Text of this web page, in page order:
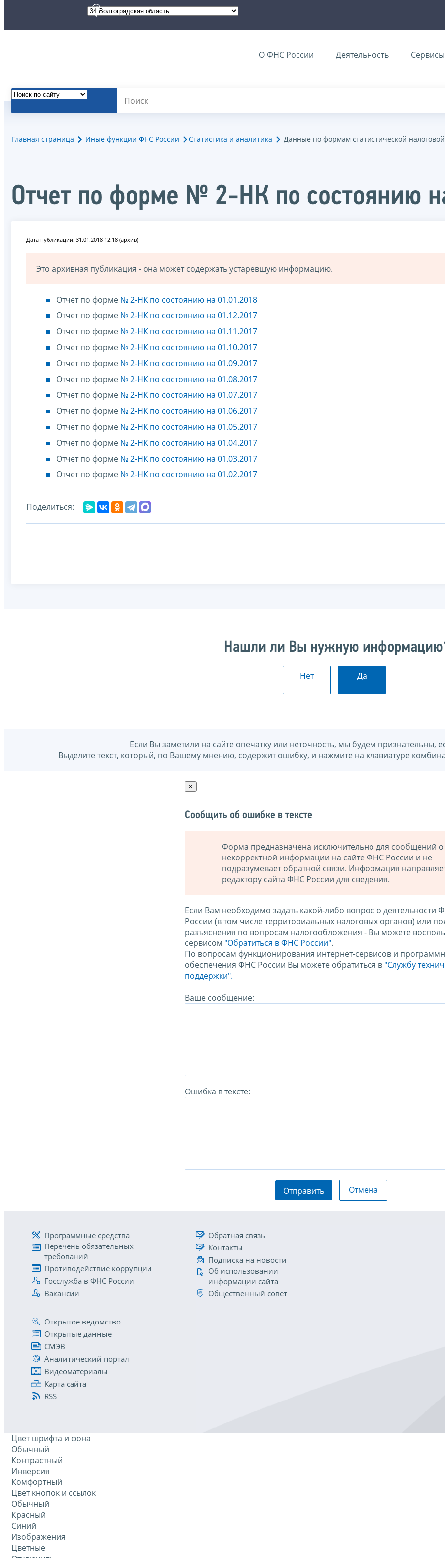
О ФНС России Деятельность Сервисы
Главная страница Иные функции ФНС России Статистика и аналитика Данные по формам статистической
Отчет по форме № 2-НК по состоянию
Дата публикации: 31.01.2018 12:18 (архив)
Это архивная публикация - она может содержать устаревшую информацию.
Отчет по форме № 2-НК по состоянию на 01.01.2018
Отчет по форме № 2-НК по состоянию на 01.12.2017
Отчет по форме № 2-НК по состоянию на 01.11.2017
Отчет по форме № 2-НК по состоянию на 01.10.2017
Отчет по форме № 2-НК по состоянию на 01.09.2017
Отчет по форме № 2-НК по состоянию на 01.08.2017
Отчет по форме № 2-НК по состоянию на 01.07.2017
Отчет по форме № 2-НК по состоянию на 01.06.2017
Отчет по форме № 2-НК по состоянию на 01.05.2017
Отчет по форме № 2-НК по состоянию на 01.04.2017
Отчет по форме № 2-НК по состоянию на 01.03.2017
Отчет по форме № 2-НК по состоянию на 01.02.2017
Поделиться:
Нашли ли Вы нужную
Нет Да
Если Вы заметили на сайте опечатку или неточность, мы будем признательны,
Выделите текст, который, по Вашему мнению, содержит ошибку, и нажмите на клавиатуре
×
Сообщить об ошибке в тексте
Форма предназначена исключительно для сообщений о
некорректной информации на сайте ФНС России и не
подразумевает обратной связи. Информация
редактору сайта ФНС России для сведения.
Если Вам необходимо задать какой-либо вопрос о деятельности
России (в том числе территориальных налоговых органов) или
разъяснения по вопросам налогообложения - Вы можете
сервисом "Обратиться в ФНС России".
По вопросам функционирования интернет-сервисов и
обеспечения ФНС России Вы можете обратиться в "Службу
поддержки".
Ваше сообщение:
Ошибка в тексте:
Отправить Отмена
Программные средства
Перечень обязательных
требований
Противодействие коррупции
Госслужба в ФНС России
Вакансии
Обратная связь
Контакты
Подписка на новости
Об использовании
информации сайта
Общественный совет
Открытое ведомство
Открытые данные
СМЭВ
Аналитический портал
Видеоматериалы
Карта сайта
RSS
Цвет шрифта и фона
Обычный
Контрастный
Инверсия
Комфортный
Цвет кнопок и ссылок
Обычный
Красный
Синий
Изображения
Цветные